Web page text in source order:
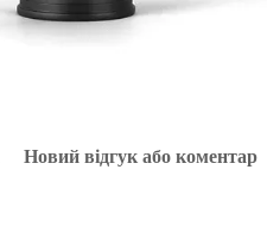
Новий відгук або коментар